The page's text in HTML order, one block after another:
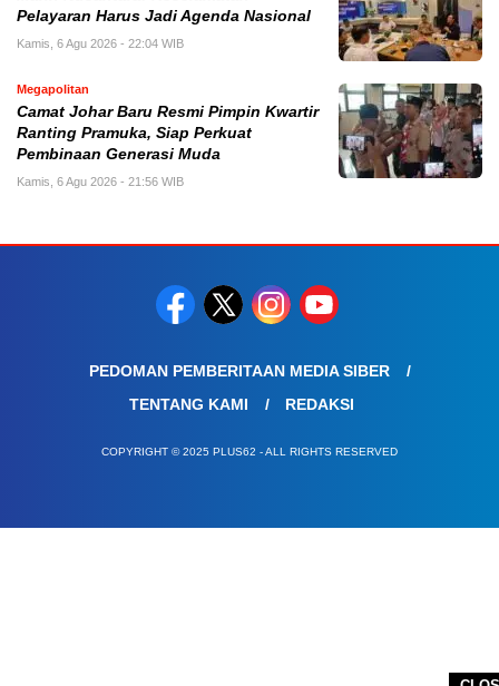
Pelayaran Harus Jadi Agenda Nasional
Kamis, 6 Agu 2026 - 22:04 WIB
Megapolitan
Camat Johar Baru Resmi Pimpin Kwartir
Ranting Pramuka, Siap Perkuat
Pembinaan Generasi Muda
Kamis, 6 Agu 2026 - 21:56 WIB
PEDOMAN PEMBERITAAN MEDIA SIBER
TENTANG KAMI
REDAKSI
COPYRIGHT © 2025 PLUS62 - ALL RIGHTS RESERVED